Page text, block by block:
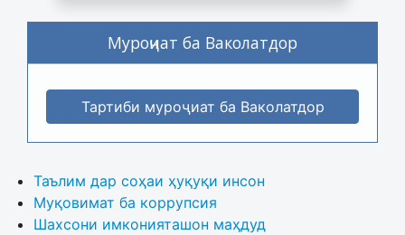
Муроҷиат ба Ваколатдор
Тартиби муроҷиат ба Ваколатдор
Таълим дар соҳаи ҳуқуқи инсон
Муқовимат ба коррупсия
Шахсони имконияташон маҳдуд